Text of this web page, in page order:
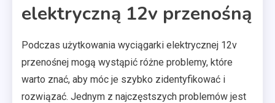
elektryczną 12v przenośną
Podczas użytkowania wyciągarki elektrycznej 12v
przenośnej mogą wystąpić różne problemy, które
warto znać, aby móc je szybko zidentyfikować i
rozwiązać. Jednym z najczęstszych problemów jest